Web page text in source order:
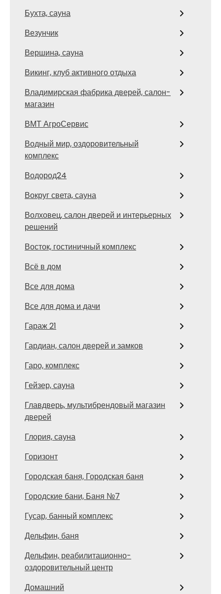
Бухта, сауна
Везунчик
Вершина, сауна
Викинг, клуб активного отдыха
Владимирская фабрика дверей, салон-
магазин
ВМТ АгроСервис
Водный мир, оздоровительный
комплекс
Водород24
Вокруг света, сауна
Волховец, салон дверей и интерьерных
решений
Восток, гостиничный комплекс
Всё в дом
Все для дома
Все для дома и дачи
Гараж 21
Гардиан, салон дверей и замков
Гаро, комплекс
Гейзер, сауна
Главдверь, мультибрендовый магазин
дверей
Глория, сауна
Горизонт
Городская баня, Городская баня
Городские бани, Баня №7
Гусар, банный комплекс
Дельфин, баня
Дельфин, реабилитационно-
оздоровительный центр
Домашний